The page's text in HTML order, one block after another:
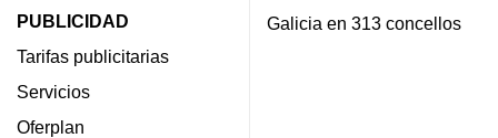
PUBLICIDAD
Tarifas publicitarias
Servicios
Oferplan
Galicia en 313 concellos